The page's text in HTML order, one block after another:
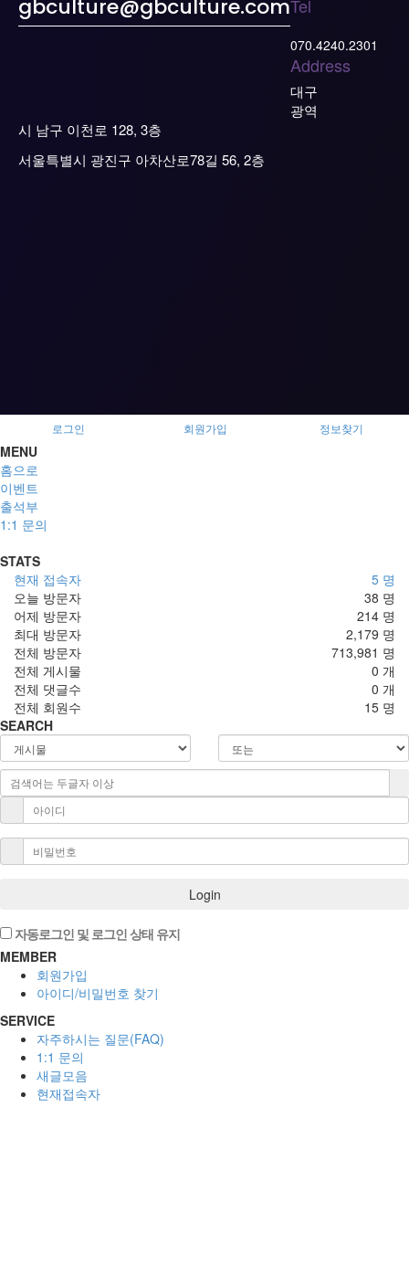
gbculture@gbculture.comTel
070.4240.2301
Address
대구
광역
시 남구 이천로 128, 3층
서울특별시 광진구 아차산로78길 56, 2층
로그인 회원가입 정보찾기
MENU
홈으로
이벤트
출석부
1:1 문의
STATS
5 명
현재 접속자
38 명
오늘 방문자
214 명
어제 방문자
2,179 명
최대 방문자
713,981 명
전체 방문자
0 개
전체 게시물
0 개
전체 댓글수
15 명
전체 회원수
SEARCH
Login
자동로그인 및 로그인 상태 유지
MEMBER
회원가입
아이디/비밀번호 찾기
SERVICE
자주하시는 질문(FAQ)
1:1 문의
새글모음
현재접속자